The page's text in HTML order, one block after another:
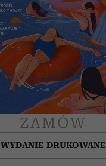
ZAMÓW
WYDANIE DRUKOWANE